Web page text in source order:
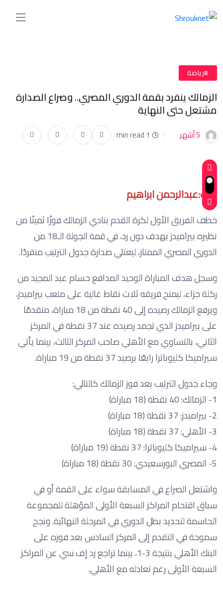
#رياضة
الزمالك ينفرد بقمة الدوري المصري.. وصراع الصدارة
مشتعل حتى النهاية
5 أشهر 1 min read
كتب:عبدالرحمن ابراهيم
خطف الفريق الأول لكرة القدم بنادي الزمالك فوزًا ثمينًا من
نظيره بيراميدز بهدف دون رد، في قمة الجولة الـ18 من
الدوري المصري الممتاز، ليعتلي صدارة جدول الترتيب منفردًا.
وسجل هدف المباراة الوحيد المدافع حسام عبد المجيد من
ركلة جزاء، ليمنح فريقه ثلاث نقاط غالية على ملعب بيراميدز،
ويرفع الزمالك رصيده إلى 40 نقطة من 18 مباراة، متقدمًا
على بيراميدز الذي تجمد رصيده عند 37 نقطة في المركز
الثاني، بالتساوي مع الأهلي صاحب المركز الثالث، بينما يأتي
سيراميكا كليوباترا رابعًا برصيد 37 نقطة من 19 مباراة.
وجاء جدول الترتيب بعد فوز الزمالك كالتالي:
1- الزمالك: 40 نقطة (18 مباراة)
2- بيراميدز: 37 نقطة (18 مباراة)
3- الأهلي: 37 نقطة (18 مباراة)
4- سيراميكا كليوباترا: 37 نقطة (19 مباراة)
5- المصري البورسعيدي: 30 نقطة (18 مباراة)
واشتعل الصراع في المسابقة سواء على القمة أو في
سباق اقتحام المراكز السبعة الأولى المؤهلة للمجموعة
الحاسمة لتحديد بطل الدوري في المرحلة النهائية. ونجح
سموحة في التقدم إلى المركز السادس بعد فوزه على
البنك الأهلي بنتيجة 3-1، بينما تراجع زد إف سي عن المراكز
السبعة الأولى رغم تعادله مع الأهلي.